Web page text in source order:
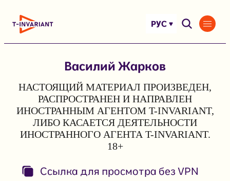
РУС
Василий Жарков
НАСТОЯЩИЙ МАТЕРИАЛ ПРОИЗВЕДЕН,
РАСПРОСТРАНЕН И НАПРАВЛЕН
ИНОСТРАННЫМ АГЕНТОМ T-INVARIANT,
ЛИБО КАСАЕТСЯ ДЕЯТЕЛЬНОСТИ
ИНОСТРАННОГО АГЕНТА T-INVARIANT.
18+
Ссылка для просмотра без VPN